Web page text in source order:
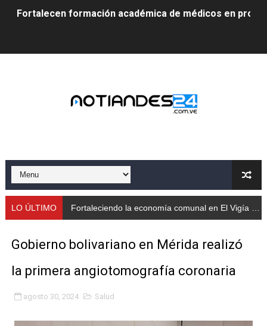
Fortalecen formación académica de médicos en
Fundecem inició con éxito el taller vacacional de
Iniciación al yoga reúne a diversos clubes deportivos
Mincomunas impulsa el autogobierno en Mérida con
Inicia el Plan Cultura Vacacional 2026 en el estado
LO ÚLTIMO Fortaleciendo la economía comunal en El Vigía con microcréditos a emprendedores y productores
Gobierno bolivariano en Mérida realizó
la primera angiotomografía coronaria
agosto 30, 2024 Salud